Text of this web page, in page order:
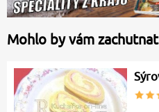
Mohlo by vám zachutnat